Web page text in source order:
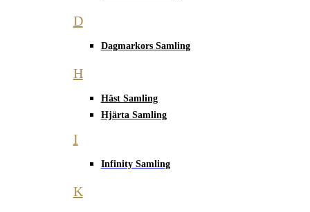
D
Dagmarkors Samling
H
Häst Samling
Hjärta Samling
I
Infinity Samling
K